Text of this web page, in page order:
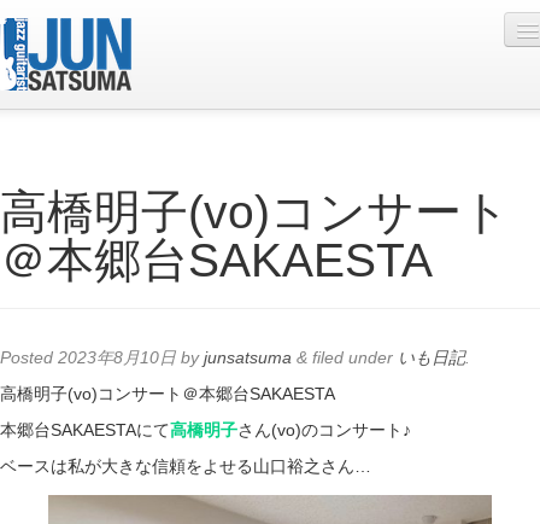
Live Schedule
Discography
Contact
YouTube
高橋明子(vo)コンサート
＠本郷台SAKAESTA
Posted 2023年8月10日 byjunsatsuma & filed under いも日記.
高橋明子(vo)コンサート＠本郷台SAKAESTA
本郷台SAKAESTAにて高橋明子さん(vo)のコンサート♪
ベースは私が大きな信頼をよせる山口裕之さん…